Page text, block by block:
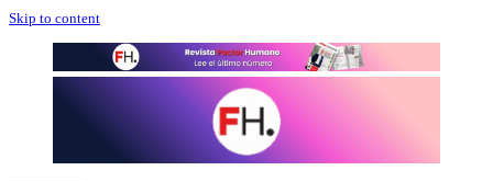
Skip to content